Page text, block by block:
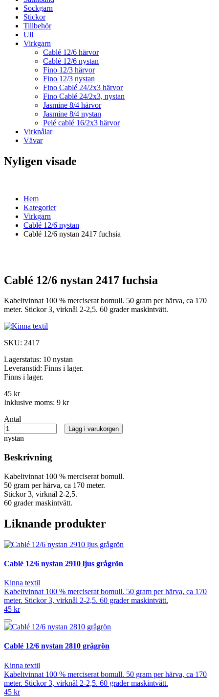
Sockgarn
Stickor
Tillbehör
Ull
Virkgarn
Cablé 12/6 härvor
Cablé 12/6 nystan
Fino 12/3 härvor
Fino 12/3 nystan
Fino Cablé 24/2x3 härvor
Fino Cablé 24/2x3, nystan
Jasmine 8/4 härvor
Jasmine 8/4 nystan
Pelé cablé 16/2x3 härvor
Virknålar
Vävar
Nyligen visade
Hem
Kategorier
Virkgarn
Cablé 12/6 nystan
Cablé 12/6 nystan 2417 fuchsia
Cablé 12/6 nystan 2417 fuchsia
Kabeltvinnat 100 % merciserat bomull. 50 gram per härva, ca 170
meter. Stickor 3, virknål 2-2,5. 60 grader maskintvätt.
SKU: 2417
Lagerstatus: 10 nystan
Leveranstid: Finns i lager.
Finns i lager.
45 kr
Inklusive moms: 9 kr
Antal
nystan
Lägg i varukorgen
Beskrivning
Kabeltvinnat 100 % merciserat bomull.
50 gram per härva, ca 170 meter.
Stickor 3, virknål 2-2,5.
60 grader maskintvätt.
Liknande produkter
Cablé 12/6 nystan 2910 ljus grågrön
Kinna textil
Kabeltvinnat 100 % merciserat bomull. 50 gram per härva, ca 170
meter. Stickor 3, virknål 2-2,5. 60 grader maskintvätt.
45 kr
Cablé 12/6 nystan 2810 grågrön
Kinna textil
Kabeltvinnat 100 % merciserat bomull. 50 gram per härva, ca 170
meter. Stickor 3, virknål 2-2,5. 60 grader maskintvätt.
45 kr